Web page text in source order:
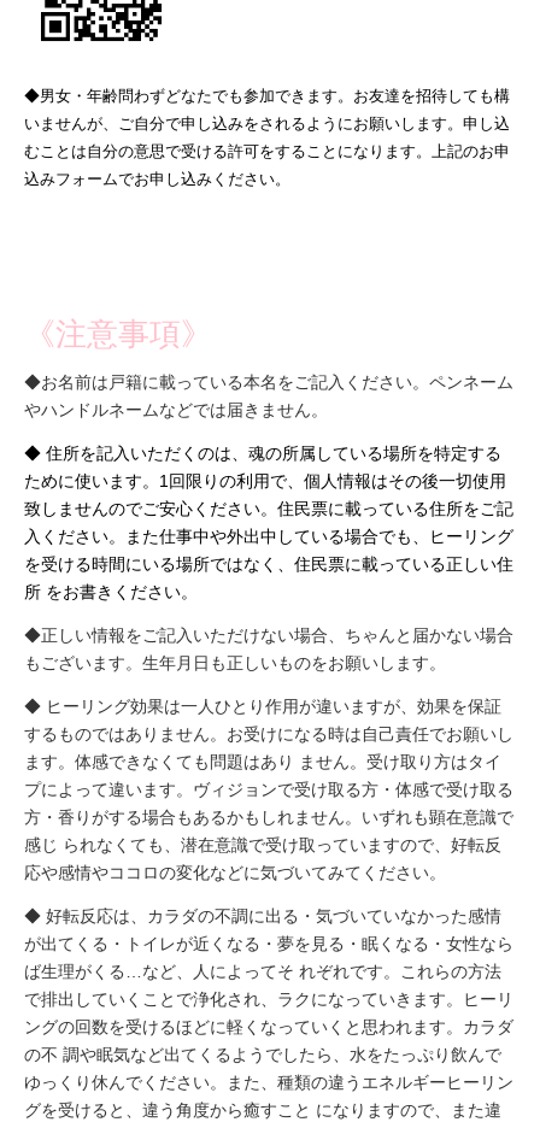
◆男女・年齢問わずどなたでも参加できます。お友達を招待しても構
いませんが、ご自分で申し込みをされるようにお願いします。申し込
むことは自分の意思で受ける許可をすることになります。上記のお申
込みフォームでお申し込みください。
《注意事項》
◆お名前は戸籍に載っている本名をご記入ください。ペンネーム
やハンドルネームなどでは届きません。
◆ 住所を記入いただくのは、魂の所属している場所を特定する
ために使います。1回限りの利用で、個人情報はその後一切使用
致しませんのでご安心ください。住民票に載っている住所をご記
入ください。また仕事中や外出中している場合でも、ヒーリング
を受ける時間にいる場所ではなく、住民票に載っている正しい住
所 をお書きください。
◆正しい情報をご記入いただけない場合、ちゃんと届かない場合
もございます。生年月日も正しいものをお願いします。
◆ ヒーリング効果は一人ひとり作用が違いますが、効果を保証
するものではありません。お受けになる時は自己責任でお願いし
ます。体感できなくても問題はあり ません。受け取り方はタイ
プによって違います。ヴィジョンで受け取る方・体感で受け取る
方・香りがする場合もあるかもしれません。いずれも顕在意識で
感じ られなくても、潜在意識で受け取っていますので、好転反
応や感情やココロの変化などに気づいてみてください。
◆ 好転反応は、カラダの不調に出る・気づいていなかった感情
が出てくる・トイレが近くなる・夢を見る・眠くなる・女性なら
ば生理がくる…など、人によってそ れぞれです。これらの方法
で排出していくことで浄化され、ラクになっていきます。ヒーリ
ングの回数を受けるほどに軽くなっていくと思われます。カラダ
の不 調や眠気など出てくるようでしたら、水をたっぷり飲んで
ゆっくり休んでください。また、種類の違うエネルギーヒーリン
グを受けると、違う角度から癒すこと になりますので、また違